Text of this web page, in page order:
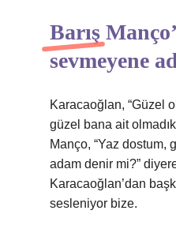
Barış
sevmeyene
Karacaoğlan, “Güzel
güzel bana ait
Manço, “Yaz dostum,
adam denir mi?”
Karacaoğlan’dan
sesleniyor bize.